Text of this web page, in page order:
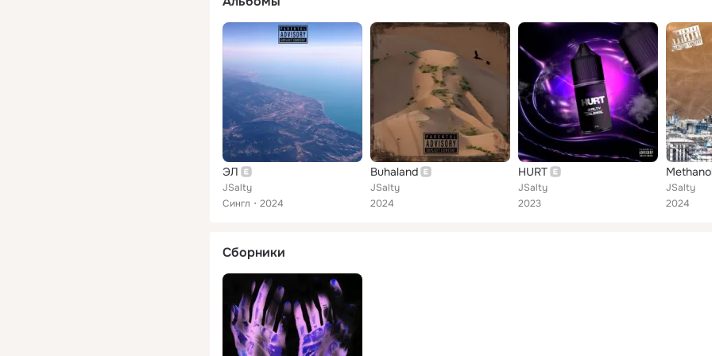
ЭЛ
JSalty
Сингл
2024
Buhaland
JSalty
2024
HURT
JSalty
2023
JSalty
2024
Сборники